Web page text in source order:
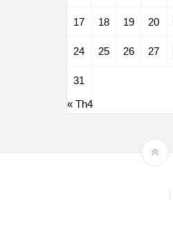
17 18 19 20
24 25 26 27
31
« Th4